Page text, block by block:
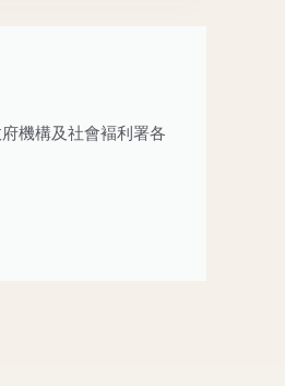
機構及社會褔利署各